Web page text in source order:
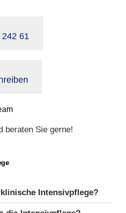
61
beraten Sie gerne!
Intensivpflege?